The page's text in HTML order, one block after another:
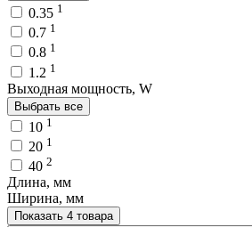
0.35 1
0.7 1
0.8 1
1.2 1
Выходная мощность, W
Выбрать все
10 1
20 1
40 2
Длина, мм
Ширина, мм
Показать 4 товара